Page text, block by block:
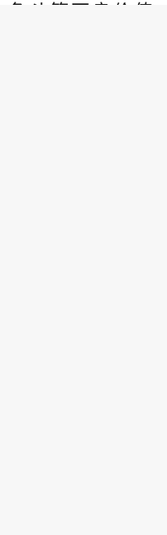
争斗等不良价值